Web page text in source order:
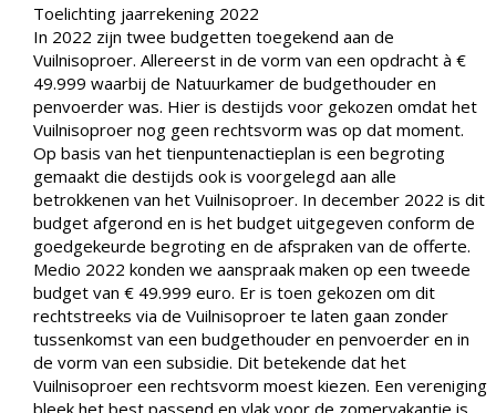
Toelichting jaarrekening 2022
In 2022 zijn twee budgetten toegekend aan de
Vuilnisoproer. Allereerst in de vorm van een opdracht à €
49.999 waarbij de Natuurkamer de budgethouder en
penvoerder was. Hier is destijds voor gekozen omdat het
Vuilnisoproer nog geen rechtsvorm was op dat moment.
Op basis van het tienpuntenactieplan is een begroting
gemaakt die destijds ook is voorgelegd aan alle
betrokkenen van het Vuilnisoproer. In december 2022 is dit
budget afgerond en is het budget uitgegeven conform de
goedgekeurde begroting en de afspraken van de offerte.
Medio 2022 konden we aanspraak maken op een tweede
budget van € 49.999 euro. Er is toen gekozen om dit
rechtstreeks via de Vuilnisoproer te laten gaan zonder
tussenkomst van een budgethouder en penvoerder en in
de vorm van een subsidie. Dit betekende dat het
Vuilnisoproer een rechtsvorm moest kiezen. Een vereniging
bleek het best passend en vlak voor de zomervakantie is